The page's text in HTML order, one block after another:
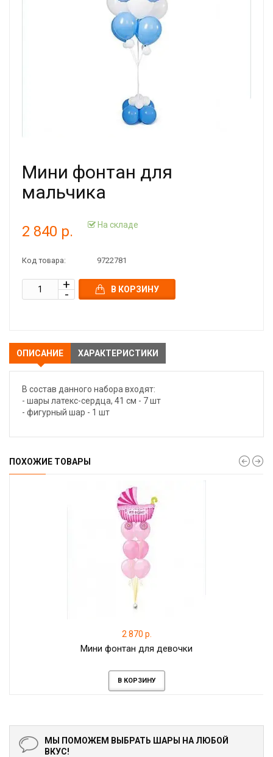
Мини фонтан для
мальчика
2 840 р. На складе
Код товара: 9722781
В КОРЗИНУ
ОПИСАНИЕ ХАРАКТЕРИСТИКИ
В состав данного набора входят:
- шары латекс-сердца, 41 см - 7 шт
- фигурный шар - 1 шт
ПОХОЖИЕ ТОВАРЫ
2 870 р.
Мини фонтан для девочки
В КОРЗИНУ
МЫ ПОМОЖЕМ ВЫБРАТЬ ШАРЫ НА ЛЮБОЙ
ВКУС!